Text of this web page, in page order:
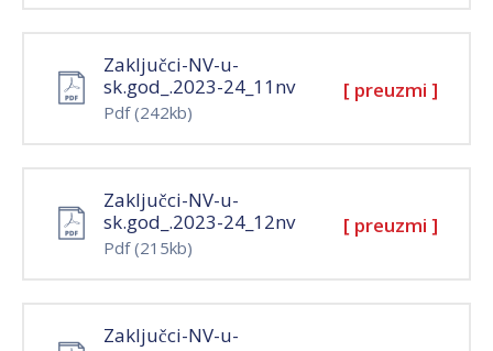
Zaključci-NV-u-
sk.god_.2023-24_11nv
Pdf(242kb)
[ preuzmi ]
Zaključci-NV-u-
sk.god_.2023-24_12nv
Pdf(215kb)
[ preuzmi ]
Zaključci-NV-u-